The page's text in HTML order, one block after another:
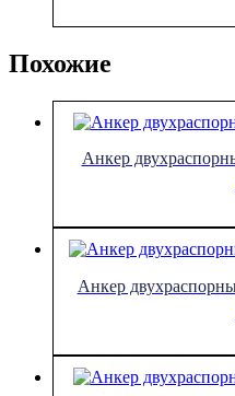
Похожие
Анкер
Анкер